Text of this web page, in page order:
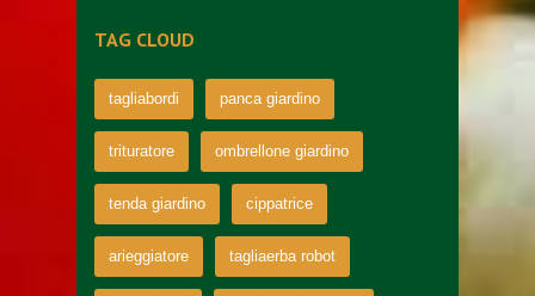
TAG CLOUD
tagliabordi panca giardino
trituratore ombrellone giardino
tenda giardino cippatrice
arieggiatore tagliaerba robot